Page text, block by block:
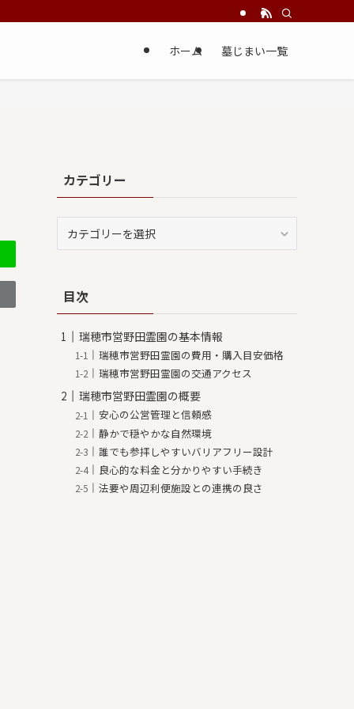
ホーム 墓じまい一覧
カテゴリー
テ
リ目次
瑞穂市営野田霊園の基本情報
瑞穂市営野田霊園の費用・購入目安価格
瑞穂市営野田霊園の交通アクセス
瑞穂市営野田霊園の概要
安心の公営管理と信頼感
静かで穏やかな自然環境
誰でも参拝しやすいバリアフリー設計
良心的な料金と分かりやすい手続き
法要や周辺利便施設との連携の良さ